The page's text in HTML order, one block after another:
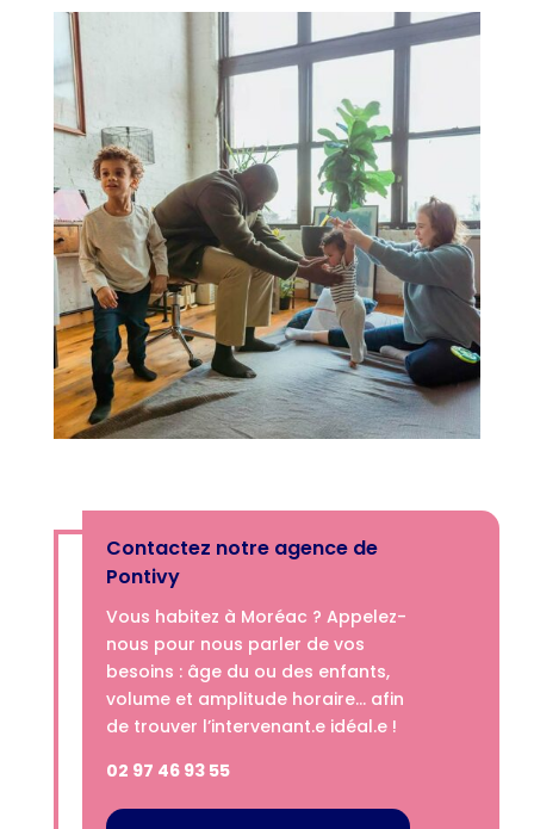
Contactez notre agence de
Pontivy
Vous habitez à Moréac ? Appelez-
nous­­ pour nous parler de vos
besoins : âge du ou des enfants,
volume et amplitude horaire… afin
de trouver l’intervenant.e idéal.e !
02 97 46 93 55